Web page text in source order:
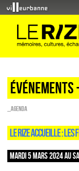
Événements
_Agenda
LE RIZE ACCUEILLE :
MARDI 5 MARS 2024 AU